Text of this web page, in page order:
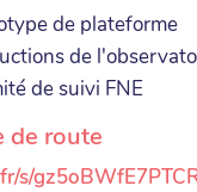
de plateforme
de
de suivi FNE
de route
s/